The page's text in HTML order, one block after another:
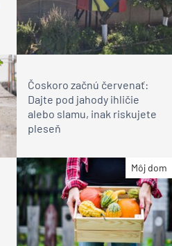
Čoskoro začnú červenať:
Dajte pod jahody ihličie
alebo slamu, inak riskujete
pleseň
Môj dom